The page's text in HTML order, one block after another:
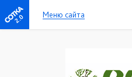
2.0 Меню сайта